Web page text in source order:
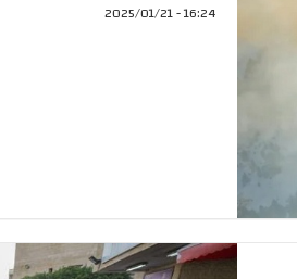
16:24 - 2025/01/21